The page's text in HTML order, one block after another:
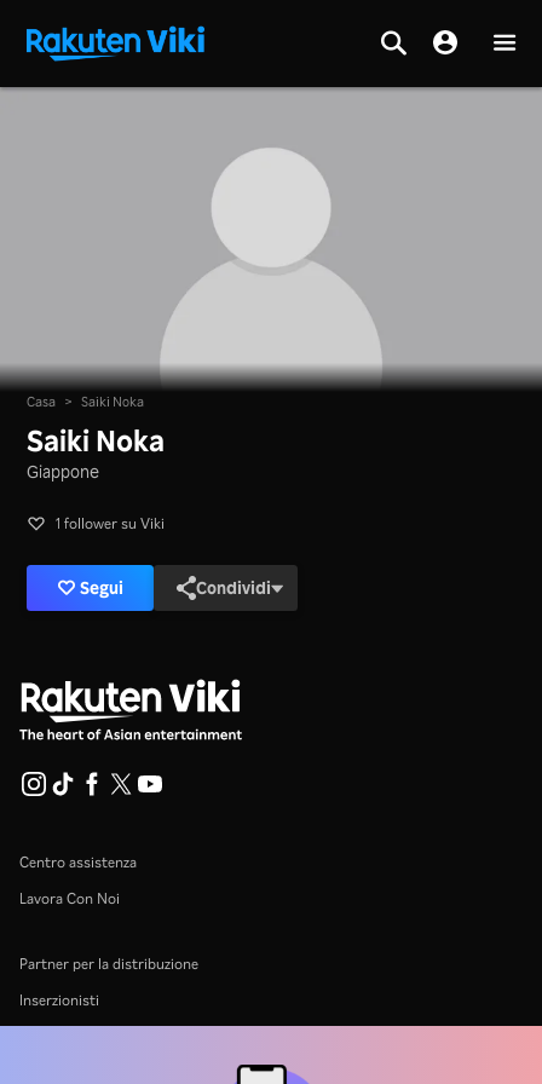
Casa > Saiki Noka
Saiki Noka
Giappone
1 follower su Viki
Segui Condividi
Centro assistenza
Lavora Con Noi
Partner per la distribuzione
Inserzionisti